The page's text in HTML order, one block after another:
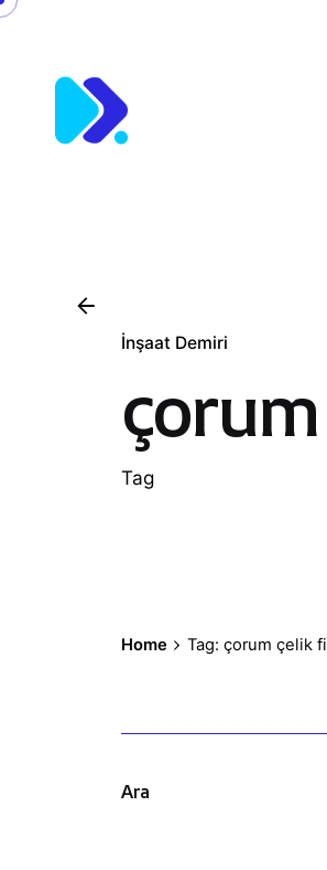
Skip
content
İnşaat Demiri
Tag
Home Tag: çorum çelik
Ara